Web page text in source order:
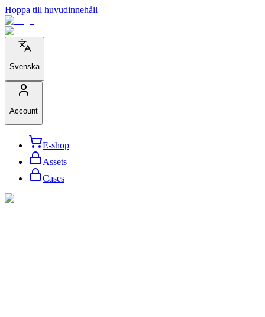
Hoppa till huvudinnehåll
Svenska
Account
E-shop
Assets
Cases